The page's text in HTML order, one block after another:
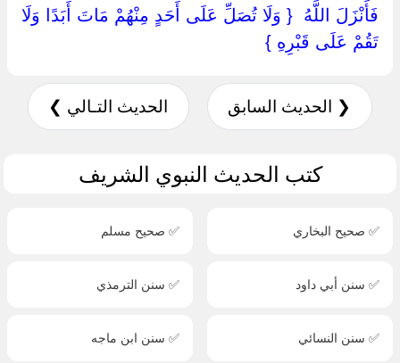
‏فَأَنْزَلَ اللَّهُ ‏ { ‏وَلَا تُصَلِّ عَلَى أَحَدٍ مِنْهُمْ مَاتَ أَبَدًا وَلَا
تَقُمْ عَلَى قَبْرِهِ ‏}
❮ الحديث السابق الحديث التـالي ❯
كتب الحديث النبوي الشريف
✅ صحيح البخاري ✅ صحيح مسلم
✅ سنن أبي داود ✅ سنن الترمذي
✅ سنن النسائي ✅ سنن ابن ماجه